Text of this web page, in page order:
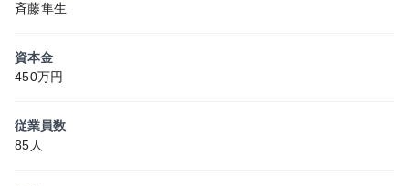
斉藤隼生
資本金
450万円
従業員数
85人